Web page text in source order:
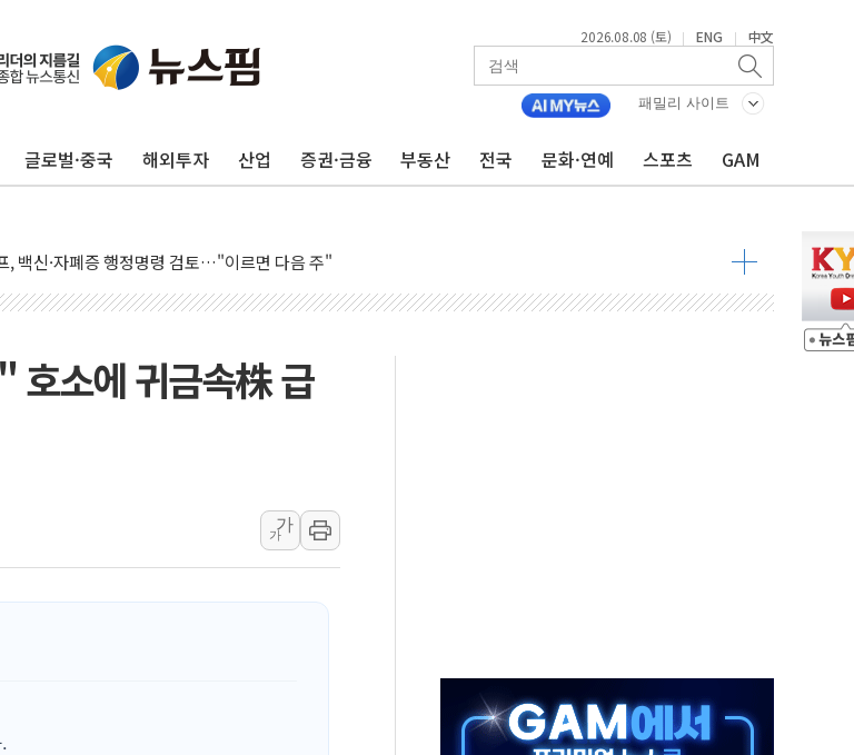
2026.08.08 (토) | ENG | 中文
패밀리 사이트
글로벌·중국 해외투자 산업 증권·금융 부동산 전국 문화·연예 스포츠 GAM
시, 고용 쇼크에 금리 인상 우려 후퇴…S&P500 최고치
프, 쿡 연준 이사 해임 재추진…"26일까지 의혹 소명" 요구
매파 기세 꺾이나…고용 감소에 9월 동결 전망 우세
이슬람 수니파 3국, '공동방위협정' 체결… 이스라엘·이란 위협에 맞설 자체 억지력 강화
법원, 백악관 무도회장 공사 중단 명령…트럼프 제동
심 원유 수출항 '하르그섬', 최근 1주일 이상 '올스톱'… 美 해상봉쇄 영향
뉴스] 뉴욕 반도체주 프리뷰...美 고용 쇼크에 반도체주 '활짝'
시 프리뷰, 美 고용 쇼크에 금리 인상 우려 후퇴…나스닥 선물 1%대 상승
부, 미 DPAA와 MOU… "6·25 미군 실종자 7359명 끝까지 찾겠다"
"금리 내려야"…파월 때와 달리 워시엔 톤 낮춰
호소에 귀금속株 급
가
가